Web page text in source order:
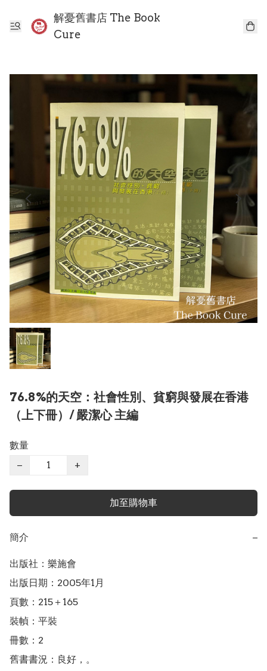
解憂舊書店 The Book
Cure
76.8%的天空：社會性別、貧窮與發展在香港
（上下冊）/ 嚴潔心 主編
數量
−
+
加至購物車
簡介 −
出版社：樂施會
出版日期：2005年1月
頁數：215＋165
裝幀：平裝
冊數：2
舊書書況：良好，。